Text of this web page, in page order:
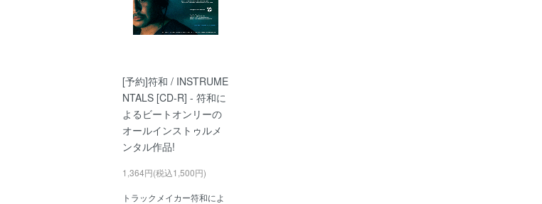
[予約]符和 / INSTRUME
NTALS [CD-R] - 符和に
よるビートオンリーの
オールインストゥルメ
ンタル作品!
1,364円(税込1,500円)
トラックメイカー符和によ